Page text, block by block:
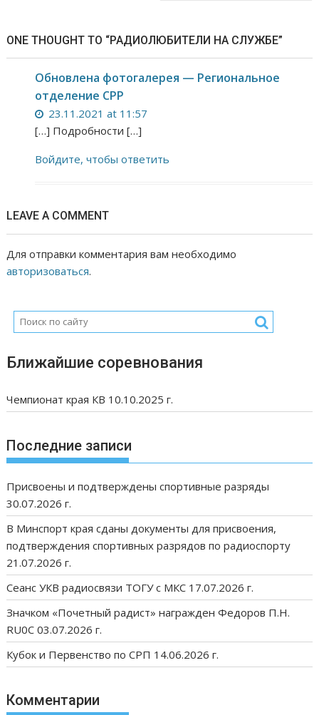
ONE THOUGHT TO “РАДИОЛЮБИТЕЛИ НА СЛУЖБЕ”
Обновлена фотогалерея — Региональное
отделение СРР
23.11.2021 at 11:57
[…] Подробности […]
Войдите, чтобы ответить
LEAVE A COMMENT
Для отправки комментария вам необходимо
авторизоваться.
Ближайшие соревнования
Чемпионат края КВ 10.10.2025 г.
Последние записи
Присвоены и подтверждены спортивные разряды
30.07.2026 г.
В Минспорт края сданы документы для присвоения,
подтверждения спортивных разрядов по радиоспорту
21.07.2026 г.
Сеанс УКВ радиосвязи ТОГУ с МКС 17.07.2026 г.
Значком «Почетный радист» награжден Федоров П.Н.
RU0C 03.07.2026 г.
Кубок и Первенство по СРП 14.06.2026 г.
Комментарии